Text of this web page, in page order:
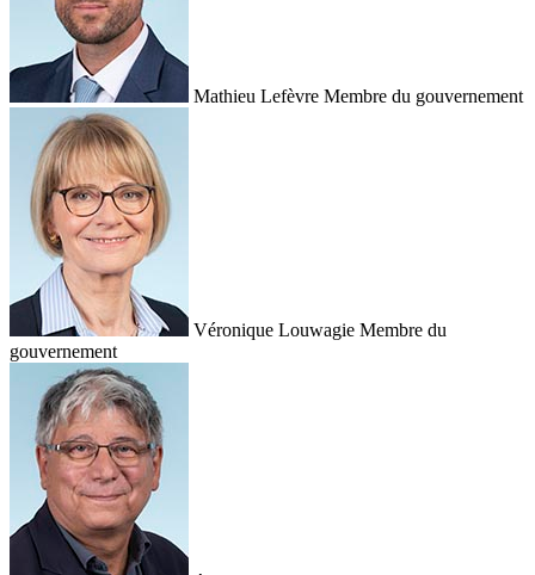
Mathieu Lefèvre Membre du gouvernement
Véronique Louwagie Membre du
gouvernement